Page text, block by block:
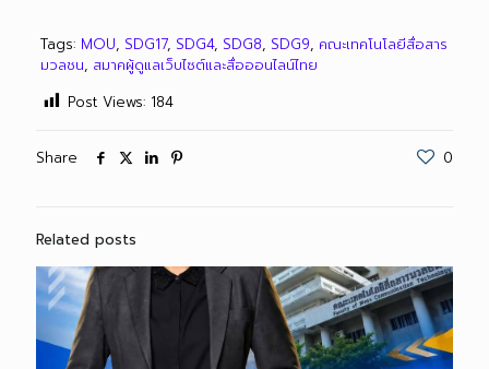
Tags: MOU, SDG17, SDG4, SDG8, SDG9, คณะเทคโนโลยีสื่อสาร
มวลชน, สมาคผู้ดูแลเว็บไซต์และสื่อออนไลน์ไทย
Post Views: 184
Share 0
Related posts